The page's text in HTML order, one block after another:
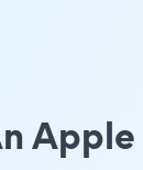
Apple